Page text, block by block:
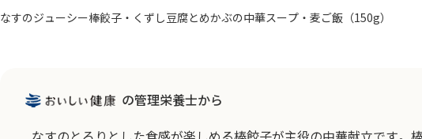
なすのジューシー棒餃子・くずし豆腐とめかぶの中華スープ・麦ご飯（150g）
の管理栄養士から